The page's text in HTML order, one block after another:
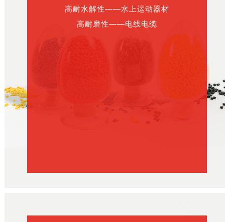
高耐水解性——水上运动器材
高耐磨性——电线电缆